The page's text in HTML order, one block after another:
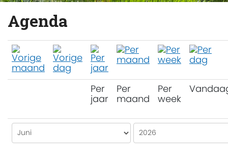
Agenda
Per
jaar
Per
maand
Per
week